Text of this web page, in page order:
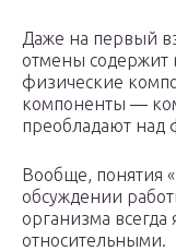
Даже на первый
отмены содержит
физические
компоненты —
преобладают над
Вообще, понятия
обсуждении
организма всегда
относительными.